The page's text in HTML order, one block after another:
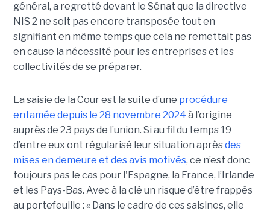
général, a regretté devant le Sénat que la directive
NIS 2 ne soit pas encore transposée tout en
signifiant en même temps que cela ne remettait pas
en cause la nécessité pour les entreprises et les
collectivités de se préparer.
La saisie de la Cour est la suite d’une procédure
entamée depuis le 28 novembre 2024 à l’origine
auprès de 23 pays de l’union. Si au fil du temps 19
d’entre eux ont régularisé leur situation aprèsdes
mises en demeure et des avis motivés, ce n’est donc
toujours pas le cas pour l'Espagne, la France, l’Irlande
et les Pays-Bas. Avec à la clé un risque d’être frappés
au portefeuille : « Dans le cadre de ces saisines, elle